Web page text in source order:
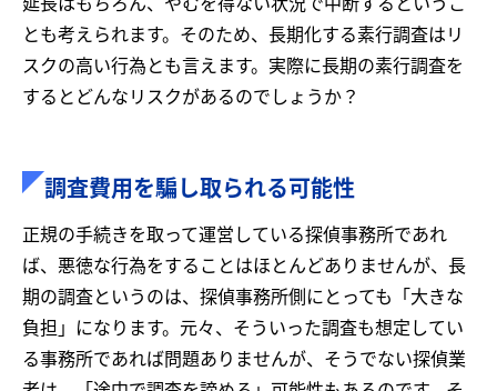
とも考えられます。そのため、長期化する素行調査はリ
スクの高い行為とも言えます。実際に長期の素行調査を
するとどんなリスクがあるのでしょうか？
調査費用を騙し取られる可能性
正規の手続きを取って運営している探偵事務所であれ
ば、悪徳な行為をすることはほとんどありませんが、長
期の調査というのは、探偵事務所側にとっても「大きな
負担」になります。元々、そういった調査も想定してい
る事務所であれば問題ありませんが、そうでない探偵業